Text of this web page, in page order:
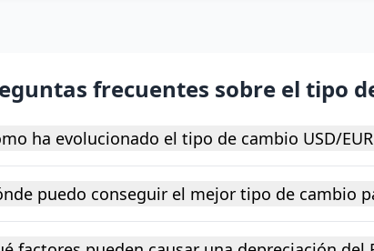
frecuentes sobre el tipo
ha evolucionado el tipo de cambio USD/
puedo conseguir el mejor tipo de cambio